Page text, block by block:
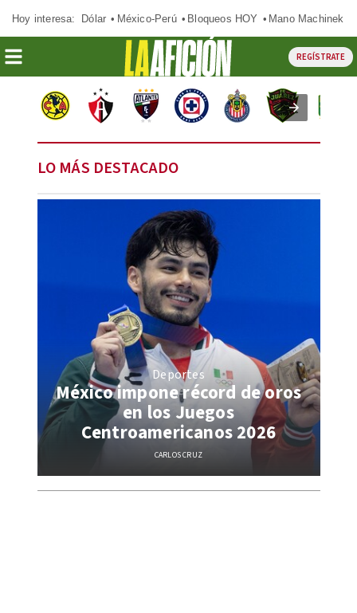
Hoy interesa: Dólar México-Perú Bloqueos HOY Mano Machinek
REGÍSTRATE
LO MÁS DESTACADO
México impone récord de oros
en los Juegos
Centroamericanos 2026
Deportes
CARLOS CRUZ